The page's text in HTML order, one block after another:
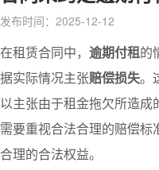
发布时间：2025-12-12
在租赁合同中， 逾期付租的
据实际情况主张赔偿损失。
以主张由于租金拖欠所造
需要重视合法合理的赔偿
合理的合法权益。